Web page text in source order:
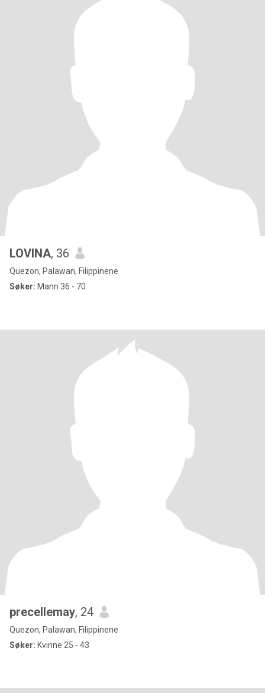
LOVINA, 36
Quezon, Palawan, Filippinene
Søker: Mann 36 - 70
precellemay, 24
Quezon, Palawan, Filippinene
Søker: Kvinne 25 - 43